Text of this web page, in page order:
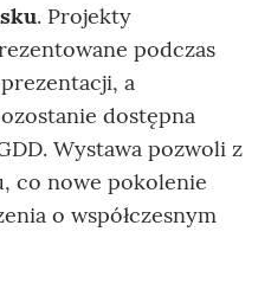
. Projekty
podczas
a
dostępna
Wystawa pozwoli z
co nowe pokolenie
o współczesnym